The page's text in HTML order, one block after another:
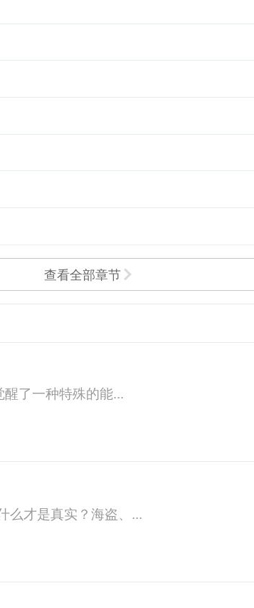
查看全部章节
醒了一种特殊的能...
么才是真实？海盗、...